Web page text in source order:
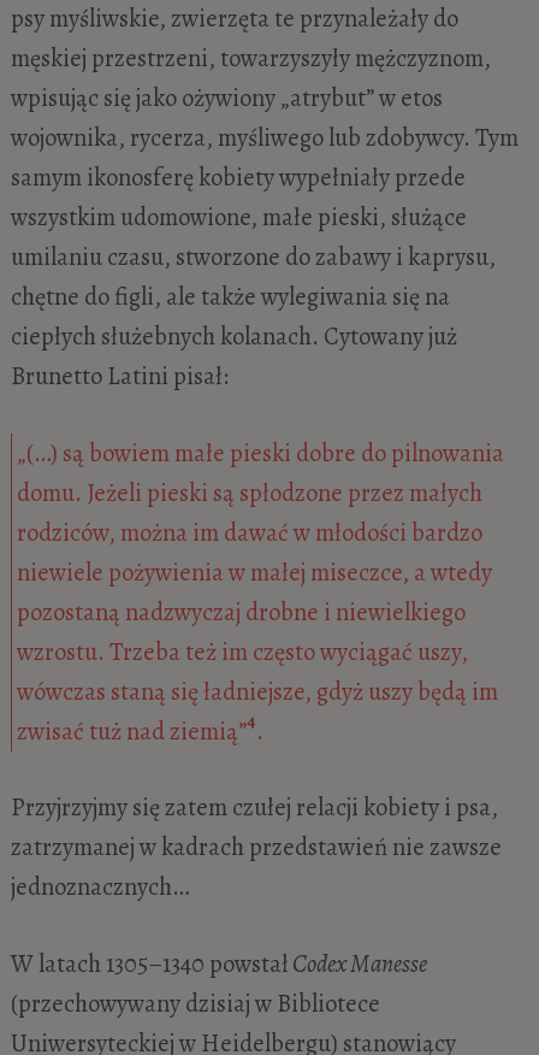
psy myśliwskie, zwierzęta te przynależały do
męskiej przestrzeni, towarzyszyły mężczyznom,
wpisując się jako ożywiony „atrybut” w etos
wojownika, rycerza, myśliwego lub zdobywcy. Tym
samym ikonosferę kobiety wypełniały przede
wszystkim udomowione, małe pieski, służące
umilaniu czasu, stworzone do zabawy i kaprysu,
chętne do figli, ale także wylegiwania się na
ciepłych służebnych kolanach. Cytowany już
Brunetto Latini pisał:
„(…) są bowiem małe pieski dobre do pilnowania
domu. Jeżeli pieski są spłodzone przez małych
rodziców, można im dawać w młodości bardzo
niewiele pożywienia w małej miseczce, a wtedy
pozostaną nadzwyczaj drobne i niewielkiego
wzrostu. Trzeba też im często wyciągać uszy,
wówczas staną się ładniejsze, gdyż uszy będą im
zwisać tuż nad ziemią”4.
Przyjrzyjmy się zatem czułej relacji kobiety i psa,
zatrzymanej w kadrach przedstawień nie zawsze
jednoznacznych…
W latach 1305–1340 powstałCodex Manesse
(przechowywany dzisiaj w Bibliotece
Uniwersyteckiej w Heidelbergu) stanowiący